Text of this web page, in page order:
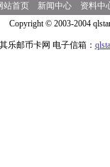
站首页 新闻中心
资料中
Copyright © 2003-2004
乐邮币卡网 电子信箱：